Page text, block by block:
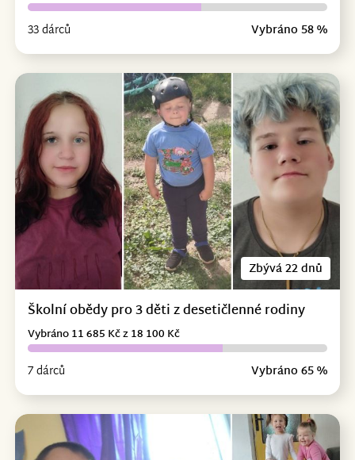
33 dárců Vybráno 58 %
Zbývá 22 dnů
Školní obědy pro 3 děti z desetičlenné rodiny
7 dárců Vybráno 65 %
Vybráno 11 685 Kč z 18 100 Kč